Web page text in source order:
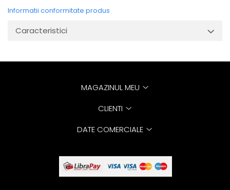
Informatii conformitate produs
Caracteristici
MAGAZINUL MEU
CLIENTI
DATE COMERCIALE